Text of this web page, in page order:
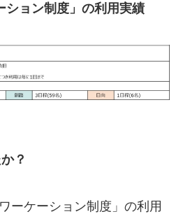
ション制度」の利用実績
？
ーケーション制度」の利用